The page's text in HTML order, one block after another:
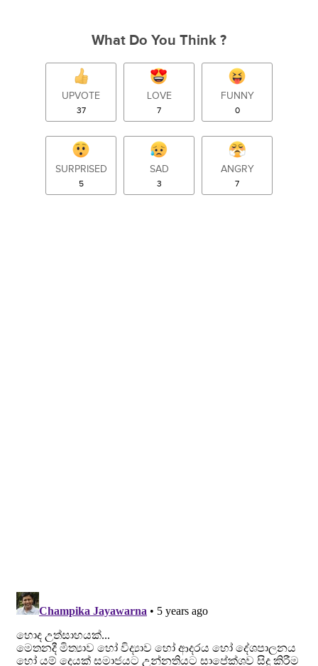
What Do You Think ?
UPVOTE
37
LOVE
7
FUNNY
0
SURPRISED
5
SAD
3
ANGRY
7